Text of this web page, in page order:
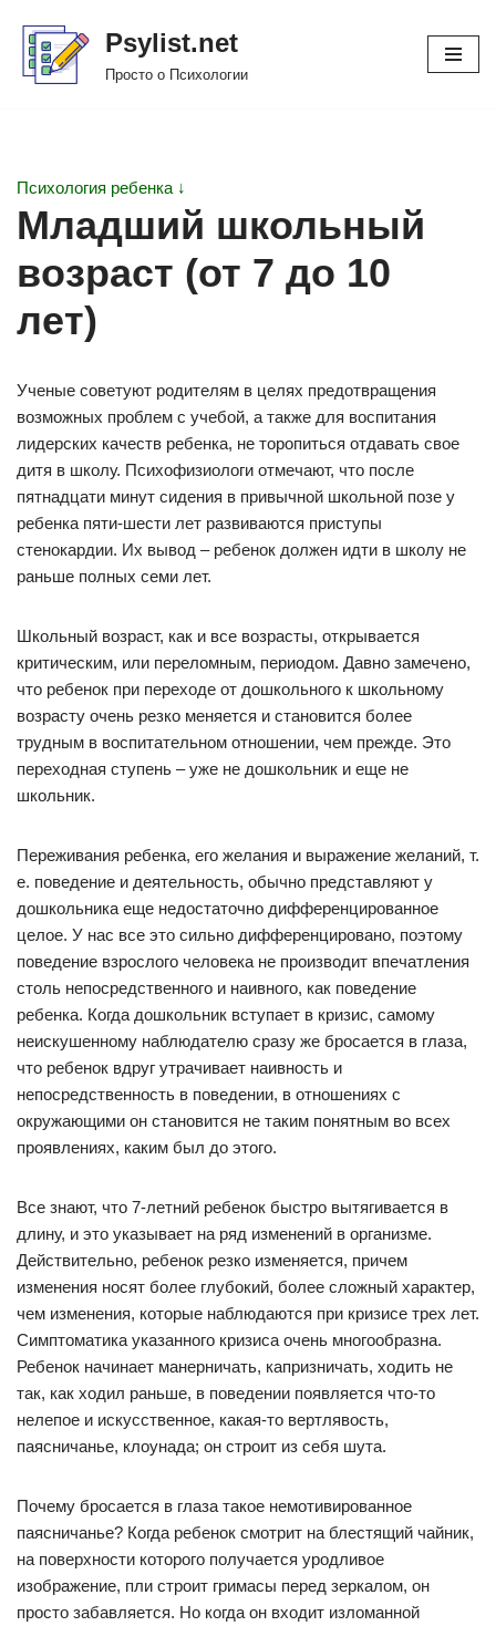
Перейти
Psylist.net
Просто о Психологии
Психология ребенка ↓
Младший школьный
возраст (от 7 до 10
лет)
Ученые советуют родителям в целях предотвращения
возможных проблем с учебой, а также для воспитания
лидерских качеств ребенка, не торопиться отдавать свое
дитя в школу. Психофизиологи отмечают, что после
пятнадцати минут сидения в привычной школьной позе у
ребенка пяти-шести лет развиваются приступы
стенокардии. Их вывод – ребенок должен идти в школу не
раньше полных семи лет.
Школьный возраст, как и все возрасты, открывается
критическим, или переломным, периодом. Давно замечено,
что ребенок при переходе от дошкольного к школьному
возрасту очень резко меняется и становится более
трудным в воспитательном отношении, чем прежде. Это
переходная ступень – уже не дошкольник и еще не
школьник.
Переживания ребенка, его желания и выражение желаний, т.
е. поведение и деятельность, обычно представляют у
дошкольника еще недостаточно дифференцированное
целое. У нас все это сильно дифференцировано, поэтому
поведение взрослого человека не производит впечатления
столь непосредственного и наивного, как поведение
ребенка. Когда дошкольник вступает в кризис, самому
неискушенному наблюдателю сразу же бросается в глаза,
что ребенок вдруг утрачивает наивность и
непосредственность в поведении, в отношениях с
окружающими он становится не таким понятным во всех
проявлениях, каким был до этого.
Все знают, что 7-летний ребенок быстро вытягивается в
длину, и это указывает на ряд изменений в организме.
Действительно, ребенок резко изменяется, причем
изменения носят более глубокий, более сложный характер,
чем изменения, которые наблюдаются при кризисе трех лет.
Симптоматика указанного кризиса очень многообразна.
Ребенок начинает манерничать, капризничать, ходить не
так, как ходил раньше, в поведении появляется что-то
нелепое и искусственное, какая-то вертлявость,
паясничанье, клоунада; он строит из себя шута.
Почему бросается в глаза такое немотивированное
паясничанье? Когда ребенок смотрит на блестящий чайник,
на поверхности которого получается уродливое
изображение, пли строит гримасы перед зеркалом, он
просто забавляется. Но когда он входит изломанной